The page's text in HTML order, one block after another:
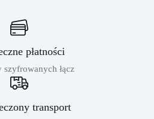
płatności
szyfrowanych łącz
transport